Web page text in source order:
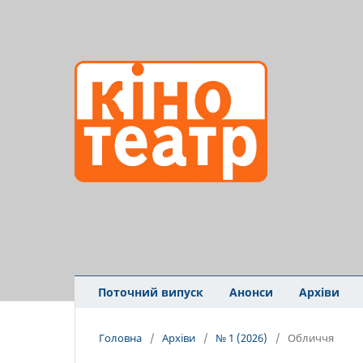
Поточний випуск Анонси Архіви
Головна / Архіви / № 1 (2026) / Обличчя